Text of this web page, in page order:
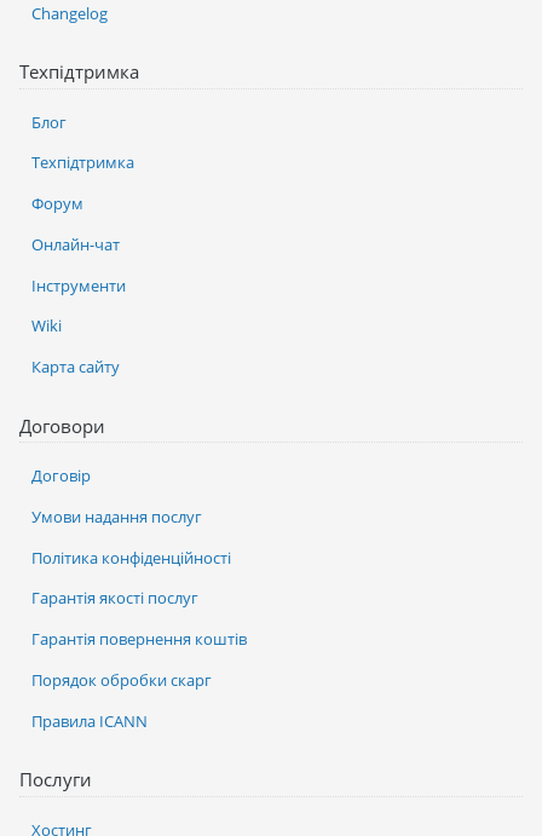
Послуги
Хостинг
Changelog
Техпідтримка
Блог
Техпідтримка
Форум
Онлайн-чат
Інструменти
Wiki
Карта сайту
Договори
Договір
Умови надання послуг
Політика конфіденційності
Гарантія якості послуг
Гарантія повернення коштів
Порядок обробки скарг
Правила ICANN